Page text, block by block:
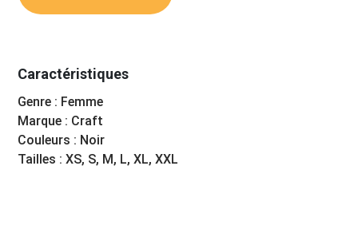
Caractéristiques
Genre : Femme
Marque : Craft
Couleurs : Noir
Tailles : XS, S, M, L, XL, XXL